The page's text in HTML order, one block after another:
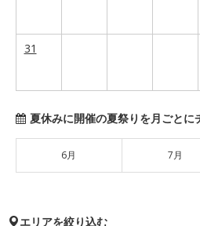
31
夏休みに開催の夏祭りを月ごとに
6月 7月
エリアを絞り込む